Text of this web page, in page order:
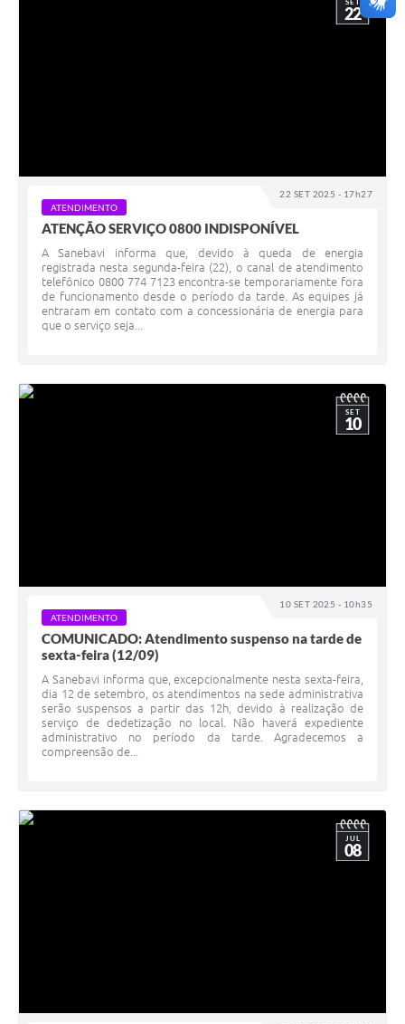
22 SET 2025 - 17h27
SET
22
ATENDIMENTO
ATENÇÃO SERVIÇO 0800 INDISPONÍVEL
A Sanebavi informa que, devido à queda de energia
registrada nesta segunda-feira (22), o canal de atendimento
telefônico 0800 774 7123 encontra-se temporariamente fora
de funcionamento desde o período da tarde. As equipes já
entraram em contato com a concessionária de energia para
que o serviço seja...
10 SET 2025 - 10h35
SET
10
ATENDIMENTO
COMUNICADO: Atendimento suspenso na tarde de
sexta-feira (12/09)
A Sanebavi informa que, excepcionalmente nesta sexta-feira,
dia 12 de setembro, os atendimentos na sede administrativa
serão suspensos a partir das 12h, devido à realização de
serviço de dedetização no local. Não haverá expediente
administrativo no período da tarde. Agradecemos a
compreensão de...
JUL
08